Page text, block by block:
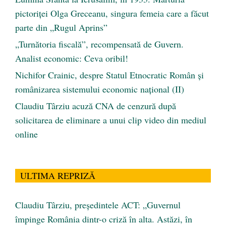
pictoriței Olga Greceanu, singura femeia care a făcut
parte din „Rugul Aprins”
„Turnătoria fiscală”, recompensată de Guvern.
Analist economic: Ceva oribil!
Nichifor Crainic, despre Statul Etnocratic Român şi
românizarea sistemului economic naţional (II)
Claudiu Târziu acuză CNA de cenzură după
solicitarea de eliminare a unui clip video din mediul
online
ULTIMA REPRIZĂ
Claudiu Târziu, președintele ACT: „Guvernul
împinge România dintr-o criză în alta. Astăzi, în